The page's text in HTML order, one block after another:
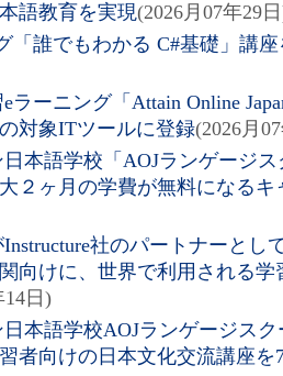
語教育を実現(2026月07年29
「誰でもわかる C#基礎」講
ラーニング「Attain Online
対象ITツールに登録(2026月
本語学校「AOJランゲージ
２ヶ月の学費が無料になるキ
社のパートナーとし
向けに、世界で利用される
14日)
本語学校AOJランゲージス
者向けの日本文化交流講座を